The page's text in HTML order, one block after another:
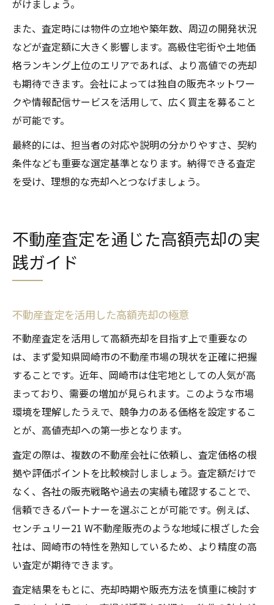
がけましょう。
また、査定時には物件の立地や築年数、周辺の開発状況
などが査定額に大きく影響します。高級住宅街や土地価
格ランキング上位のエリアであれば、より高値での売却
も期待できます。会社によっては独自の販売ネットワー
クや情報配信サービスを活用して、広く買主を募ること
が可能です。
最終的には、担当者の対応や説明の分かりやすさ、契約
条件なども重要な選定基準となります。納得できる査定
を受け、理想的な売却へとつなげましょう。
不動産査定を通じた高額売却の実
践ガイド
不動産査定を活用した高額売却の極意
不動産査定を活用して高額売却を目指す上で重要なの
は、まず愛知県岡崎市の不動産市場の現状を正確に把握
することです。近年、岡崎市は住宅地としての人気が高
まっており、需要の増加が見られます。このような市場
環境を理解したうえで、競争力のある価格を設定するこ
とが、高値売却への第一歩となります。
査定の際は、複数の不動産会社に依頼し、査定価格の根
拠や評価ポイントを比較検討しましょう。査定額だけで
なく、各社の販売戦略や過去の実績も確認することで、
信頼できるパートナーを選ぶことが可能です。例えば、
センチュリー21 W不動産販売のような地域に根ざした会
社は、岡崎市の特性を熟知しているため、より精度の高
い査定が期待できます。
査定結果をもとに、売却時期や販売方法を慎重に検討す